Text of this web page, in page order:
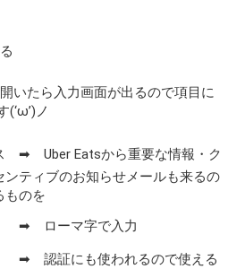
いたら入力画面が出るので項目に
(‘ω’)ノ
➡ Uber Eatsから重要な情報・ク
ンティブのお知らせメールも来るの
ものを
ーマ字で入力
にも使われるので使える